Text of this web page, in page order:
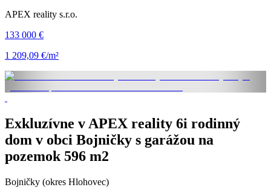
APEX reality s.r.o.
133 000 €
1 209,09 €/m²
Exkluzívne v APEX reality 6i rodinný
dom v obci Bojničky s garážou na
pozemok 596 m2
Bojničky (okres Hlohovec)